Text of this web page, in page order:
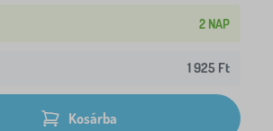
2 NAP
1 925 Ft
Kosárba